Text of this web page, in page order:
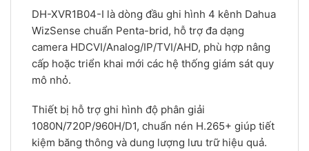
DH-XVR1B04-I là dòng đầu ghi hình 4 kênh Dahua
WizSense chuẩn Penta-brid, hỗ trợ đa dạng
camera HDCVI/Analog/IP/TVI/AHD, phù hợp nâng
cấp hoặc triển khai mới các hệ thống giám sát quy
mô nhỏ.
Thiết bị hỗ trợ ghi hình độ phân giải
1080N/720P/960H/D1, chuẩn nén H.265+ giúp tiết
kiệm băng thông và dung lượng lưu trữ hiệu quả.